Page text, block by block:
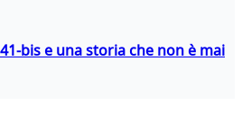
bis e una storia che non è mai